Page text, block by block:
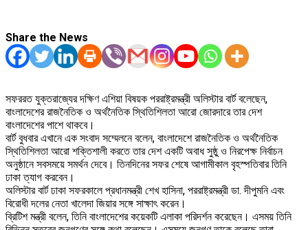
Share the News
সফররত যুক্তরাজ্যের দক্ষিণ এশিয়া বিষয়ক পররাষ্ট্রমন্ত্রী অলিস্টার বার্ট বলেছেন,
বাংলাদেশের রাজনৈতিক ও অর্থনৈতিক স্থিতিশিলতা আরো জোরদারে তার দেশ
বাংলাদেশের পাশে থাকবে।
বার্ট বুধবার এখানে এক সংবাদ সম্মেলনে বলেন, বাংলাদেশে রাজনৈতিক ও অর্থনৈতিক
স্থিতিশিলতা আরো শক্তিশালী করতে তার দেশ একটি অবাধ সুষ্ঠু ও নিরপেক্ষ নির্বাচন
অনুষ্ঠানে সবসময়ে সমর্থন দেবে। তিনদিনের সফর শেষে আগামীকাল বৃহস্পতিবার তিনি
ঢাকা ত্যাগ করবেন।
অলিস্টার বার্ট ঢাকা সফরকালে প্রধানমন্ত্রী শেখ হাসিনা, পররাষ্ট্রমন্ত্রী ডা. দীপুমনি এবং
বিরোধী দলের নেতা খালেদা জিয়ার সঙ্গে সাক্ষাৎ করেন।
ব্রিটিশ মন্ত্রী বলেন, তিনি বাংলাদেশের কয়েকটি এলাকা পরিদর্শন করেছেন। এসময় তিনি